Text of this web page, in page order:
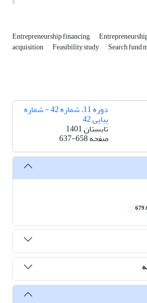
Entrepreneurship financing
acquisition Feasibility study Search fund
دوره 11، شماره 42 - شماره
پیاپی 42
تابستان 1401
صفحه637-658